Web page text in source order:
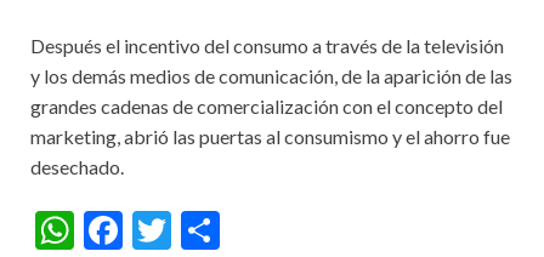
Después el incentivo del consumo a través de la televisión
y los demás medios de comunicación, de la aparición de las
grandes cadenas de comercialización con el concepto del
marketing, abrió las puertas al consumismo y el ahorro fue
desechado.
W F
T